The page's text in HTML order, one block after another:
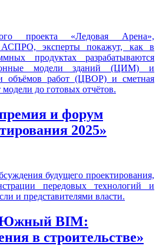
проекта «Ледовая Арена»,
эксперты покажут, как в
продуктах разрабатываются
модели зданий (ЦИМ) и
объёмов работ (ЦВОР) и сметная
до готовых отчётов.
и форум
2025»
будущего проектирования,
передовых технологий и
и представителями власти.
BIM:
в строительстве»